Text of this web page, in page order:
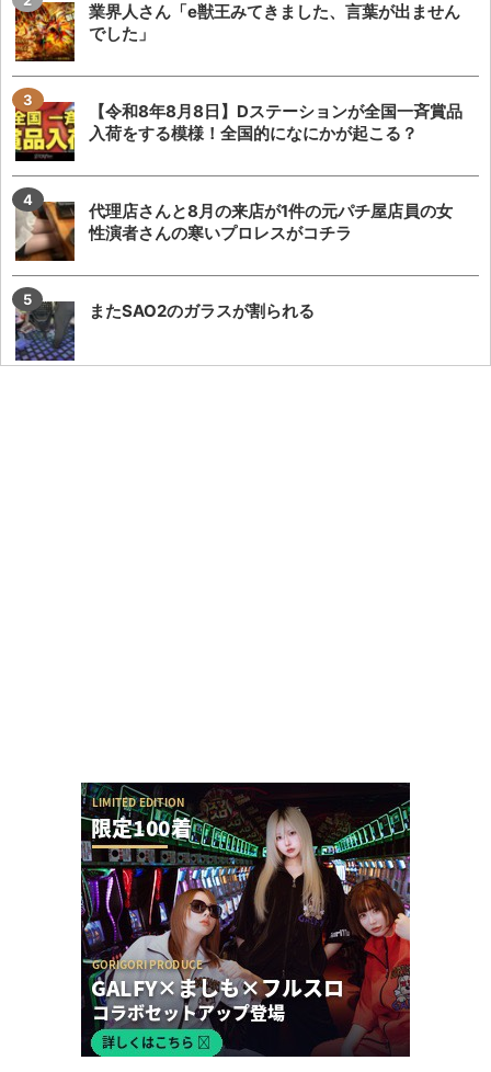
業界人さん「e獣王みてきました、言葉が出ません
でした」
【令和8年8月8日】Dステーションが全国一斉賞品
入荷をする模様！全国的になにかが起こる？
代理店さんと8月の来店が1件の元パチ屋店員の女
性演者さんの寒いプロレスがコチラ
またSAO2のガラスが割られる
【圧巻】完璧過ぎるからサー通路が完成する